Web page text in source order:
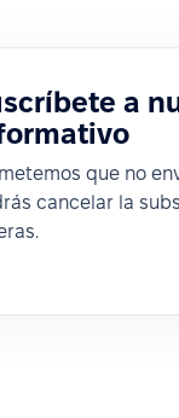
a
que no
cancelar la